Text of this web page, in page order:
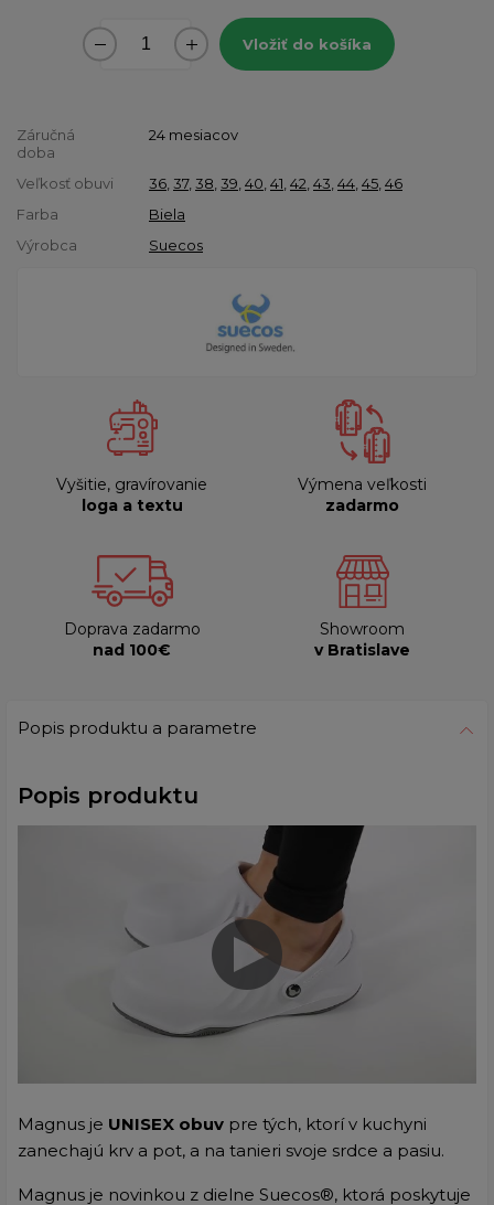
Vložiť do košíka
Záručná
doba
24 mesiacov
Veľkosť obuvi 36 37, 38 39 40 41 42 43 44 45 46
Farba
Biela
Výrobca
Suecos
Vyšitie, gravírovanie
loga a textu
Výmena veľkosti
zadarmo
Doprava zadarmo
nad 100€
Showroom
v Bratislave
Popis produktu a parametre
Popis produktu
Magnus je UNISEX obuv pre tých, ktorí v kuchyni
zanechajú krv a pot, a na tanieri svoje srdce a pasiu.
Magnus je novinkou z dielne Suecos®, ktorá poskytuje